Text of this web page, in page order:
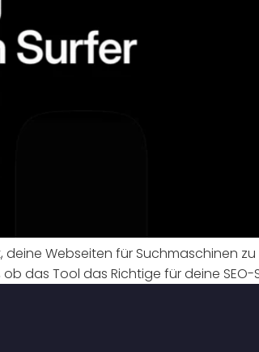
Webseiten für Suchmaschinen
das Tool das Richtige für deine SEO-